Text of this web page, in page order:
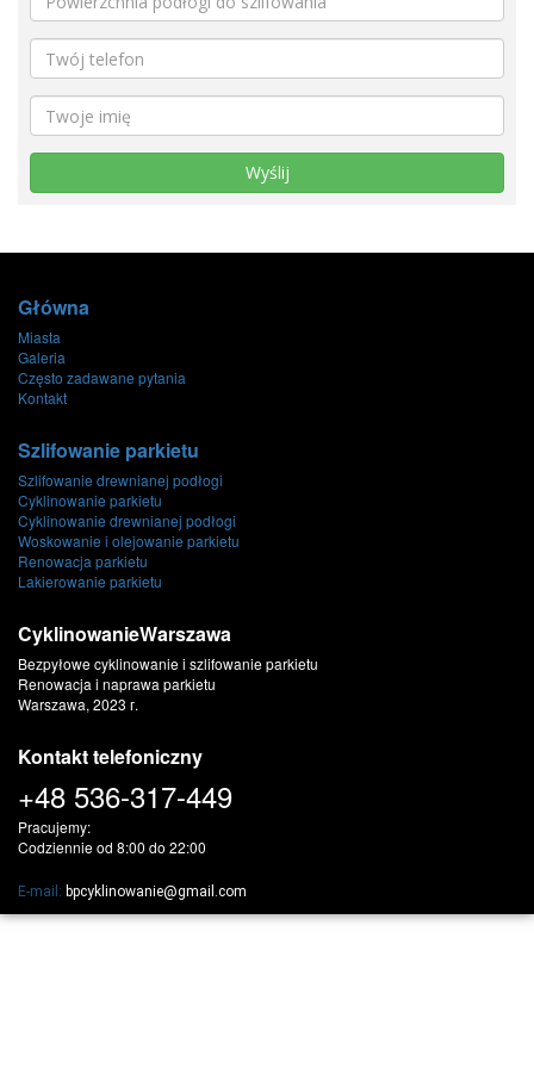
Wyślij
Główna
Miasta
Galeria
Często zadawane pytania
Kontakt
Szlifowanie parkietu
Szlifowanie drewnianej podłogi
Cyklinowanie parkietu
Cyklinowanie drewnianej podłogi
Woskowanie i olejowanie parkietu
Renowacja parkietu
Lakierowanie parkietu
CyklinowanieWarszawa
Bezpyłowe cyklinowanie i szlifowanie parkietu
Renowacja i naprawa parkietu
Warszawa, 2023 г.
Kontakt telefoniczny
+48 536-317-449
Pracujemy:
Codziennie od 8:00 do 22:00
E-mail: bpcyklinowanie@gmail.com